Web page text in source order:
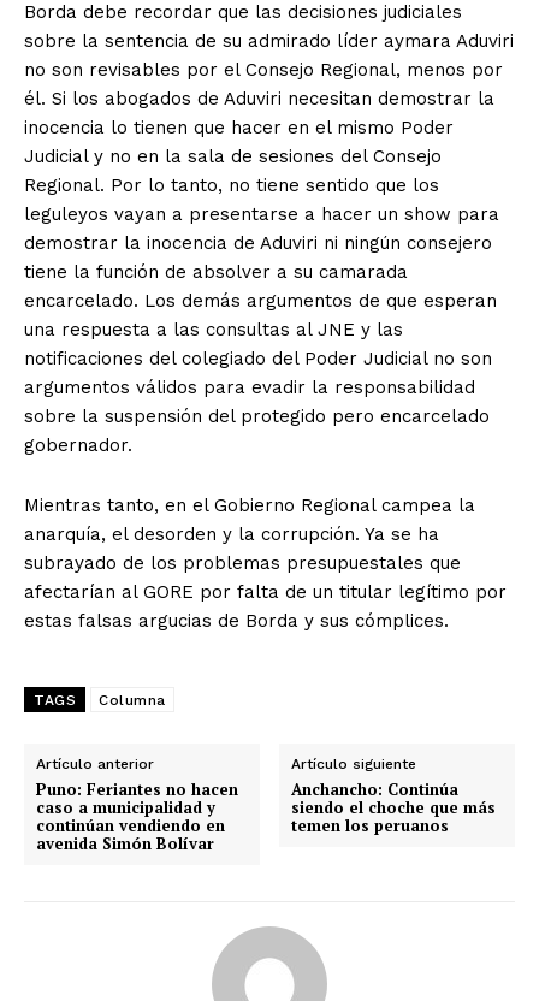
Borda debe recordar que las decisiones judiciales
sobre la sentencia de su admirado líder aymara Aduviri
no son revisables por el Consejo Regional, menos por
él. Si los abogados de Aduviri necesitan demostrar la
inocencia lo tienen que hacer en el mismo Poder
Judicial y no en la sala de sesiones del Consejo
Regional. Por lo tanto, no tiene sentido que los
leguleyos vayan a presentarse a hacer un show para
demostrar la inocencia de Aduviri ni ningún consejero
tiene la función de absolver a su camarada
encarcelado. Los demás argumentos de que esperan
una respuesta a las consultas al JNE y las
notificaciones del colegiado del Poder Judicial no son
argumentos válidos para evadir la responsabilidad
sobre la suspensión del protegido pero encarcelado
gobernador.
Mientras tanto, en el Gobierno Regional campea la
anarquía, el desorden y la corrupción. Ya se ha
subrayado de los problemas presupuestales que
afectarían al GORE por falta de un titular legítimo por
estas falsas argucias de Borda y sus cómplices.
TAGS Columna
Artículo anterior
Puno: Feriantes no hacen
caso a municipalidad y
continúan vendiendo en
avenida Simón Bolívar
Artículo siguiente
Anchancho: Continúa
siendo el choche que más
temen los peruanos